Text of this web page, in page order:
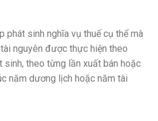
phát sinh nghĩa vụ thuế cụ thể mà
nguyên được thực hiện theo
sinh, theo từng lần xuất bán hoặc
năm dương lịch hoặc năm tài